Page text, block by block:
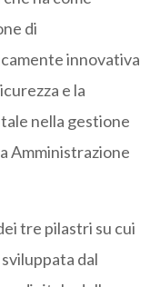
di
innovativa
e la
nella gestione
Amministrazione
tre pilastri su cui
dal